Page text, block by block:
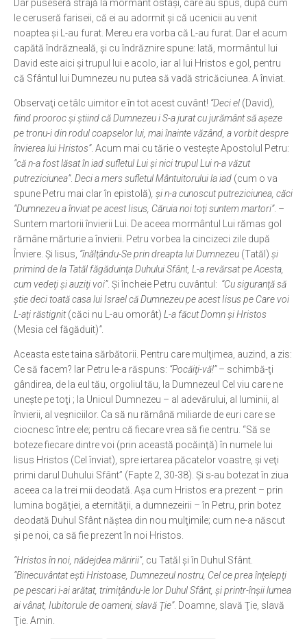
Dar puseseră strajă la mormânt ostaşi, care au spus, după cum
le ceruseră fariseii, că ei au adormit şi că ucenicii au venit
noaptea şi L-au furat. Mereu era vorba că L-au furat. Dar el acum
capătă îndrăzneală, şi cu îndrăznire spune: Iată, mormântul lui
David este aici şi trupul lui e acolo, iar al lui Hristos e gol, pentru
că Sfântul lui Dumnezeu nu putea să vadă stricăciunea. A înviat.
Observaţi ce tâlc uimitor e în tot acest cuvânt! “Deci el (David)
fiind prooroc şi ştiind că Dumnezeu i S-a jurat cu jurământ să aşeze
pe tronu-i din rodul coapselor lui, mai înainte văzând, a vorbit despre
învierea lui Hristos”. Acum mai cu tărie o vesteşte Apostolul Petru:
“că n-a fost lăsat în iad sufletul Lui şi nici trupul Lui n-a văzut
putreziciunea”. Deci a mers sufletul Mântuitorului la iad (cum o va
spune Petru mai clar în epistolă) , şi n-a cunoscut putreziciunea, căci
“Dumnezeu a înviat pe acest Iisus, Căruia noi toţi suntem martori”. –
Suntem martorii învierii Lui. De aceea mormântul Lui rămas gol
rămâne mărturie a învierii. Petru vorbea la cincizeci zile după
Înviere. Şi Iisus, “înălţându-Se prin dreapta lui Dumnezeu (Tatăl) şi
primind de la Tatăl făgăduinţa Duhului Sfânt, L-a revărsat pe Acesta,
cum vedeţi şi auziţi voi”. Şi încheie Petru cuvântul: “Cu siguranţă să
ştie deci toată casa lui Israel că Dumnezeu pe acest Iisus pe Care voi
L-aţi răstignit(căci nu L-au omorât) L-a făcut Domn şi Hristos
(Mesia cel făgăduit)”.
Aceasta este taina sărbătorii. Pentru care mulţimea, auzind, a zis:
Ce să facem? Iar Petru le-a răspuns: “Pocăiţi-vă!”– schimbă-ţi
gândirea, de la eul tău, orgoliul tău, la Dumnezeul Cel viu care ne
uneşte pe toţi ; la Unicul Dumnezeu – al adevărului, al luminii, al
învierii, al veşniciilor. Ca să nu rămână miliarde de euri care se
ciocnesc între ele; pentru că fiecare vrea să fie centru. “Să se
boteze fiecare dintre voi (prin această pocăinţă) în numele lui
Iisus Hristos (Cel înviat), spre iertarea păcatelor voastre, şi veţi
primi darul Duhului Sfânt” (Fapte 2, 30-38). Şi s-au botezat în ziua
aceea ca la trei mii deodată. Aşa cum Hristos era prezent – prin
lumina bogăţiei, a eternităţii, a dumnezeirii – în Petru, prin botez
deodată Duhul Sfânt năştea din nou mulţimile; cum ne-a născut
şi pe noi, ca să fie prezent în noi Hristos.
“Hristos în noi, nădejdea măririi”, cu Tatăl şi în Duhul Sfânt.
“Binecuvântat eşti Hristoase, Dumnezeul nostru, Cel ce prea înţelepţi
pe pescari i-ai arătat, trimiţându-le lor Duhul Sfânt, şi printr-înşii lumea
ai vânat, Iubitorule de oameni, slavă Ţie”. Doamne, slavă Ţie, slavă
Ţie. Amin.